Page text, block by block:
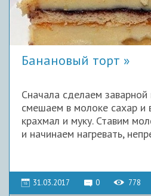
Банановый торт
Сначала сделаем
смешаем в молоке сахар и
крахмал и муку. Ставим
и начинаем нагревать,
31.03.2017 0 778